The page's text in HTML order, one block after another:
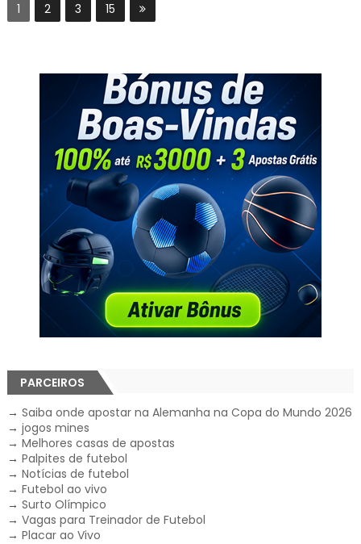
1 2 3 15
PARCEIROS
→ Saiba onde apostar na Alemanha na Copa do Mundo 2026
→ jogos mines
→ Melhores casas de apostas
→ Palpites de futebol
→ Notícias de futebol
→ Futebol ao vivo
→ Surto Olímpico
→ Vagas para Treinador de Futebol
→ Placar ao Vivo